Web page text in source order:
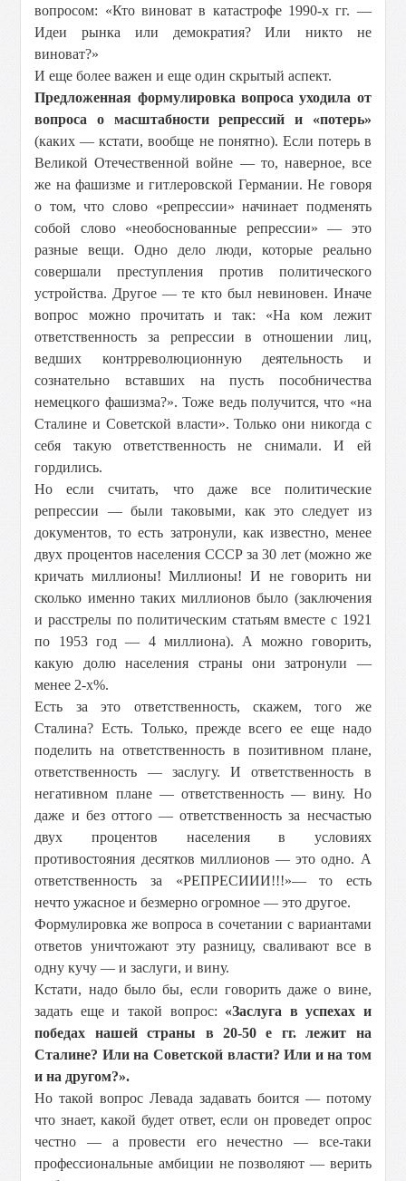
вопросом: «Кто виноват в катастрофе 1990-х гг. —
Идеи рынка или демократия? Или никто не
виноват?»
И еще более важен и еще один скрытый аспект.
Предложенная формулировка вопроса уходила от
вопроса о масштабности репрессий и «потерь»
(каких — кстати, вообще не понятно). Если потерь в
Великой Отечественной войне — то, наверное, все
же на фашизме и гитлеровской Германии. Не говоря
о том, что слово «репрессии» начинает подменять
собой слово «необоснованные репрессии» — это
разные вещи. Одно дело люди, которые реально
совершали преступления против политического
устройства. Другое — те кто был невиновен. Иначе
вопрос можно прочитать и так: «На ком лежит
ответственность за репрессии в отношении лиц,
ведших контрреволюционную деятельность и
сознательно вставших на пусть пособничества
немецкого фашизма?». Тоже ведь получится, что «на
Сталине и Советской власти». Только они никогда с
себя такую ответственность не снимали. И ей
гордились.
Но если считать, что даже все политические
репрессии — были таковыми, как это следует из
документов, то есть затронули, как известно, менее
двух процентов населения СССР за 30 лет (можно же
кричать миллионы! Миллионы! И не говорить ни
сколько именно таких миллионов было (заключения
и расстрелы по политическим статьям вместе с 1921
по 1953 год — 4 миллиона). А можно говорить,
какую долю населения страны они затронули —
менее 2-х%.
Есть за это ответственность, скажем, того же
Сталина? Есть. Только, прежде всего ее еще надо
поделить на ответственность в позитивном плане,
ответственность — заслугу. И ответственность в
негативном плане — ответственность — вину. Но
даже и без оттого — ответственность за несчастью
двух процентов населения в условиях
противостояния десятков миллионов — это одно. А
ответственность за «РЕПРЕСИИИ!!!»— то есть
нечто ужасное и безмерно огромное — это другое.
Формулировка же вопроса в сочетании с вариантами
ответов уничтожают эту разницу, сваливают все в
одну кучу — и заслуги, и вину.
Кстати, надо было бы, если говорить даже о вине,
задать еще и такой вопрос: «Заслуга в успехах и
победах нашей страны в 20-50 е гг. лежит на
Сталине? Или на Советской власти? Или и на том
и на другом?».
Но такой вопрос Левада задавать боится — потому
что знает, какой будет ответ, если он проведет опрос
честно — а провести его нечестно — все-таки
профессиональные амбиции не позволяют — верить